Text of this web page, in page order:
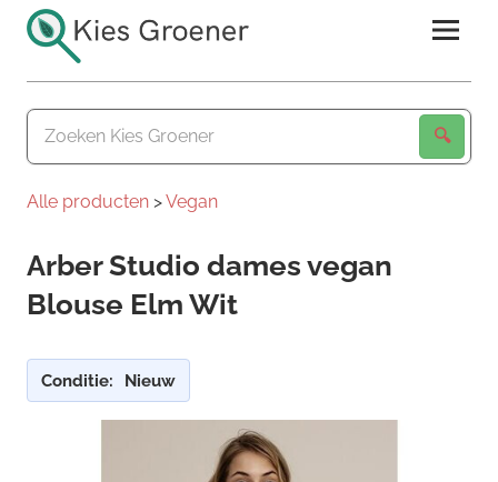
naar
inhoudKies
Groener
Alle producten >Vegan
Arber Studio dames vegan
Blouse Elm Wit
Conditie: Nieuw